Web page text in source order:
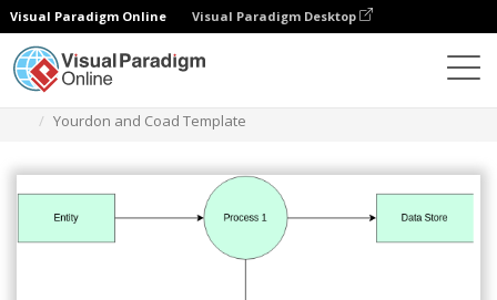
Visual Paradigm Online Visual Paradigm Desktop
Yourdon and Coad Template